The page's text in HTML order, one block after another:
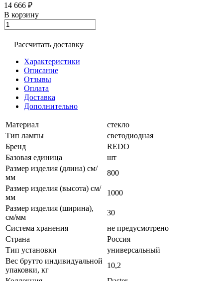
14 666 ₽
В корзину
Рассчитать доставку
Характеристики
Описание
Отзывы
Оплата
Доставка
Дополнительно
Материал
стекло
Тип лампы
светодиодная
Бренд
REDO
Базовая единица
шт
Размер изделия (длина) см/
мм
800
Размер изделия (высота) см/
мм
1000
Размер изделия (ширина),
см/мм
30
Система хранения
не предусмотрено
Страна
Россия
Тип установки
универсальный
Вес брутто индивидуальной
упаковки, кг
10,2